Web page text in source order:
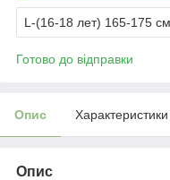
L-(16-18 лет) 165-175 см
Готово до відправки
Опис Характеристики
Опис